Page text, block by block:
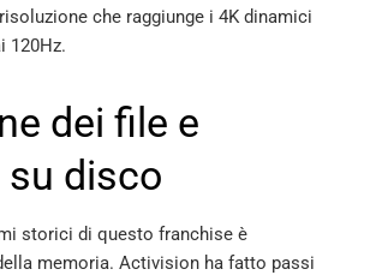
risoluzione che raggiunge i 4K dinamici
120Hz.
dei file e
disco
storici di questo franchise è
memoria. Activision ha fatto passi